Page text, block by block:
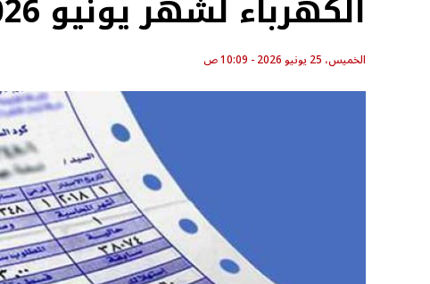
الكهرباء لشهر يونيو 2026
الخميس، 25 يونيو 2026 - 10:09 ص